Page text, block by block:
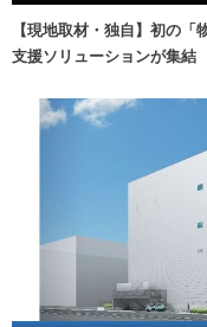
【現地取材・独自】初の
支援ソリューションが集結